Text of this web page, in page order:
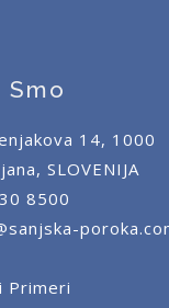
Smo
14, 1000
SLOVENIJA
8500
Primeri